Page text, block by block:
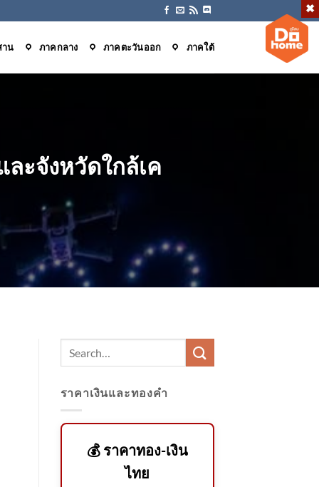
าน ภาคกลาง ภาคตะวันออก ภาคใต้
ะจังหวัดใกล้เค
ราคาเงินและทองคำ
💰 ราคาทอง-เงิน
ไทย